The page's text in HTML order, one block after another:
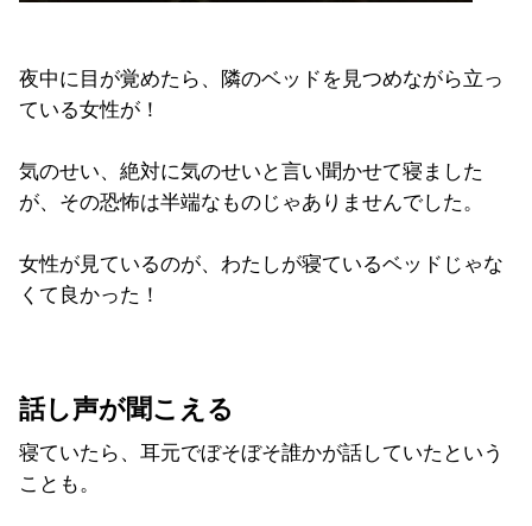
夜中に目が覚めたら、隣のベッドを見つめながら立っ
ている女性が！
気のせい、絶対に気のせいと言い聞かせて寝ました
が、その恐怖は半端なものじゃありませんでした。
女性が見ているのが、わたしが寝ているベッドじゃな
くて良かった！
話し声が聞こえる
寝ていたら、耳元でぼそぼそ誰かが話していたという
ことも。